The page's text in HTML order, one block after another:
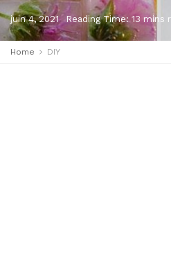
juin 4, 2021 Reading Time: 13 mins
Home DIY